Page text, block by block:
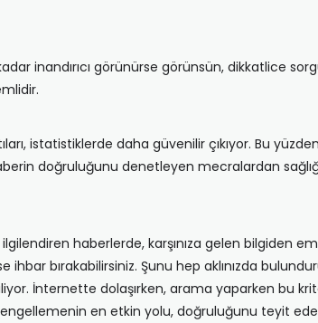
inandırıcı görünürse görünsün, dikkatlice
istatistiklerde daha güvenilir çıkıyor. Bu
doğruluğunu denetleyen mecralardan
ilgilendiren haberlerde, karşınıza gelen bilgiden
bırakabilirsiniz. Şunu hep aklınızda
İnternette dolaşırken, arama yaparken bu
engellemenin en etkin yolu, doğruluğunu teyit